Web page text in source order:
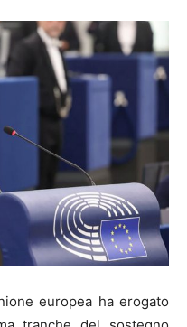
europea ha erogato